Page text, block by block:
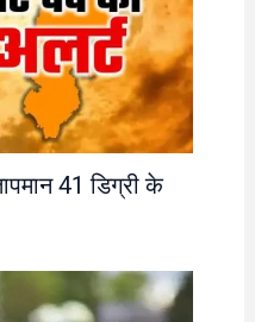
41 डिग्री के